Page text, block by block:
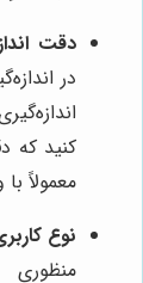
دقت
در
کنید که
معمولاً
نوع